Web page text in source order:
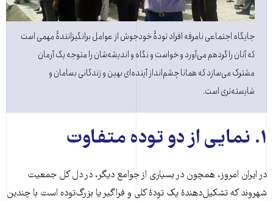
جایگاه اجتماعی نامرفه افراد تودۀ خودجوش از عوامل برانگیزانندۀ مهمی است
که آنان را گردهم می‌آورد و خواست و نگاه و اندیشه‌شان را متوجه یک آرمان
مشترک می‌سازد که همانا چشم‌انداز آینده‌ای بهین و زندگانی بسامان و
شایسته‌تری است.
۱. نمایی از دو توده متفاوت
در ایران امروز، همچون در بسیاری از جوامع دیگر، در دل کل جمعیت
شهروند که تشکیل‌دهندۀ یک تودۀ کلی و فراگیر یا بزرگ‌توده است با چندین